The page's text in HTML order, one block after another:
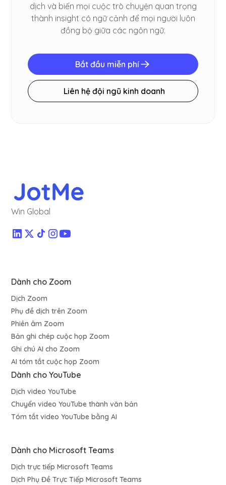
dịch và biến mọi cuộc trò chuyện quan trọng
thành insight có ngữ cảnh để mọi người luôn
đồng bộ giữa các ngôn ngữ.
Bắt đầu miễn phí
Liên hệ đội ngũ kinh doanh
Win Global
Dành cho Zoom
Dịch Zoom
Phụ đề dịch trên Zoom
Phiên âm Zoom
Bản ghi chép cuộc họp Zoom
Ghi chú AI cho Zoom
AI tóm tắt cuộc họp Zoom
Dành cho YouTube
Dịch video YouTube
Chuyển video YouTube thành văn bản
Tóm tắt video YouTube bằng AI
Dành cho Microsoft Teams
Dịch trực tiếp Microsoft Teams
Dịch Phụ Đề Trực Tiếp Microsoft Teams